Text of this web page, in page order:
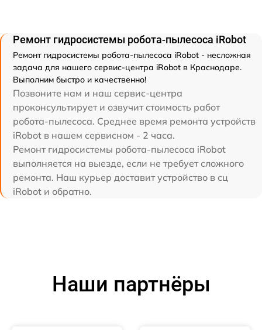
Ремонт гидросистемы робота-пылесоса iRobot
Ремонт гидросистемы робота-пылесоса iRobot - несложная
задача для нашего сервис-центра iRobot в Краснодаре.
Выполним быстро и качественно!
Позвоните нам и наш сервис-центра
проконсультирует и озвучит стоимость работ
робота-пылесоса. Среднее время ремонта устройств
iRobot в нашем сервисном - 2 часа.
Ремонт гидросистемы робота-пылесоса iRobot
выполняется на выезде, если не требует сложного
ремонта. Наш курьер доставит устройство в сц
iRobot и обратно.
Наши партнёры